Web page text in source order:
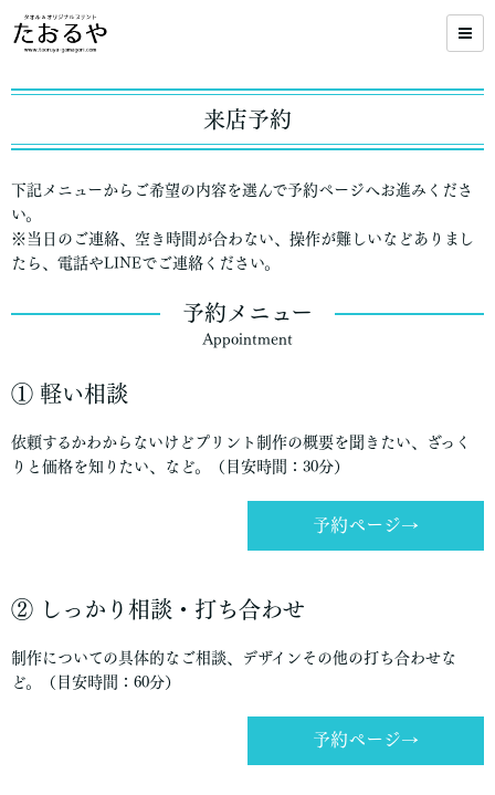
来店予約
下記メニューからご希望の内容を選んで予約ページへお進みくださ
い。
※当日のご連絡、空き時間が合わない、操作が難しいなどありまし
たら、電話やLINEでご連絡ください。
予約メニュー
Appointment
① 軽い相談
依頼するかわからないけどプリント制作の概要を聞きたい、ざっく
りと価格を知りたい、など。（目安時間：30分）
予約ページ→
② しっかり相談・打ち合わせ
制作についての具体的なご相談、デザインその他の打ち合わせな
ど。（目安時間：60分）
予約ページ→